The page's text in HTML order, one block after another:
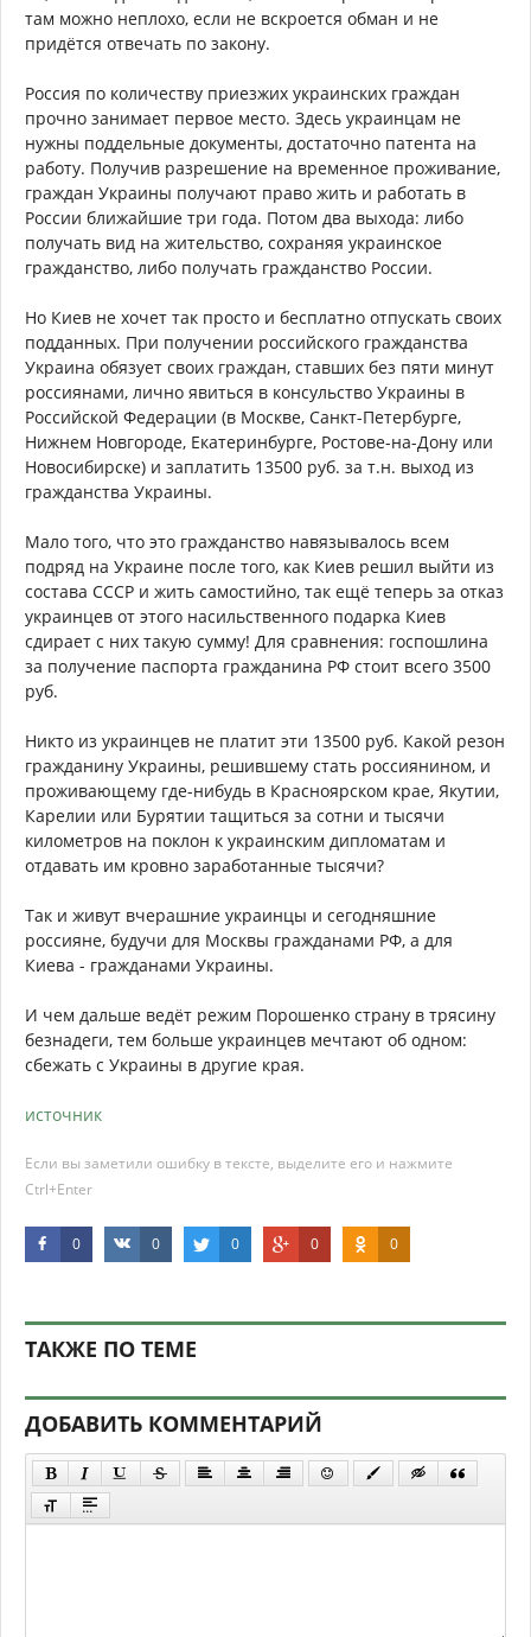
там можно неплохо, если не вскроется обман и не
придётся отвечать по закону.
Россия по количеству приезжих украинских граждан
прочно занимает первое место. Здесь украинцам не
нужны поддельные документы, достаточно патента на
работу. Получив разрешение на временное проживание,
граждан Украины получают право жить и работать в
России ближайшие три года. Потом два выхода: либо
получать вид на жительство, сохраняя украинское
гражданство, либо получать гражданство России.
Но Киев не хочет так просто и бесплатно отпускать своих
подданных. При получении российского гражданства
Украина обязует своих граждан, ставших без пяти минут
россиянами, лично явиться в консульство Украины в
Российской Федерации (в Москве, Санкт-Петербурге,
Нижнем Новгороде, Екатеринбурге, Ростове-на-Дону или
Новосибирске) и заплатить 13500 руб. за т.н. выход из
гражданства Украины.
Мало того, что это гражданство навязывалось всем
подряд на Украине после того, как Киев решил выйти из
состава СССР и жить самостийно, так ещё теперь за отказ
украинцев от этого насильственного подарка Киев
сдирает с них такую сумму! Для сравнения: госпошлина
за получение паспорта гражданина РФ стоит всего 3500
руб.
Никто из украинцев не платит эти 13500 руб. Какой резон
гражданину Украины, решившему стать россиянином, и
проживающему где-нибудь в Красноярском крае, Якутии,
Карелии или Бурятии тащиться за сотни и тысячи
километров на поклон к украинским дипломатам и
отдавать им кровно заработанные тысячи?
Так и живут вчерашние украинцы и сегодняшние
россияне, будучи для Москвы гражданами РФ, а для
Киева - гражданами Украины.
И чем дальше ведёт режим Порошенко страну в трясину
безнадеги, тем больше украинцев мечтают об одном:
сбежать с Украины в другие края.
источник
Если вы заметили ошибку в тексте, выделите его и нажмите
Ctrl+Enter
0 0 0 0 0
ТАКЖЕ ПО ТЕМЕ
ДОБАВИТЬ КОММЕНТАРИЙ